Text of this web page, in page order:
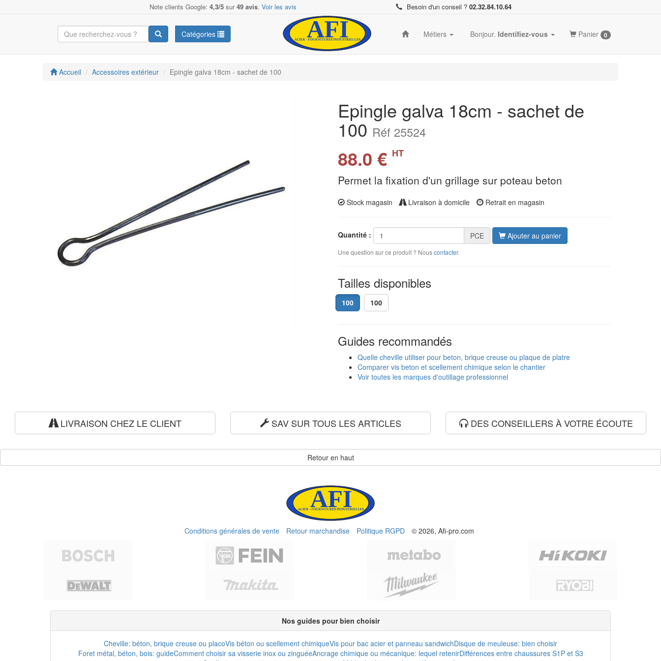
Note clients Google: 4,3/5 sur49 avis. Voir les avis Besoin d'un conseil ? 02.32.84.10.64
Catégories Métiers Bonjour. Identifiez-vous Panier 0
Accueil Accessoires extérieur Epingle galva 18cm - sachet de 100
Epingle galva 18cm - sachet de
100 Réf 25524
88.0 € HT
Permet la fixation d'un grillage sur poteau beton
Stock magasin Livraison à domicile Retrait en magasin
Quantité : PCE Ajouter au panier
Une question sur ce produit ? Nouscontacter.
Tailles disponibles
100 100
Guides recommandés
Quelle cheville utiliser pour beton, brique creuse ou plaque de platre
Comparer vis beton et scellement chimique selon le chantier
Voir toutes les marques d'outillage professionnel
LIVRAISON CHEZ LE CLIENT SAV SUR TOUS LES ARTICLES DES CONSEILLERS À VOTRE ÉCOUTE
Retour en haut
Conditions générales de vente Retour marchandise Politique RGPD © 2026, Afi-pro.com
Nos guides pour bien choisir
Cheville: béton, brique creuse ou placoVis béton ou scellement chimiqueVis pour bac acier et panneau sandwichDisque de meuleuse: bien choisir
Foret métal, béton, bois: guideComment choisir sa visserie inox ou zinguéeAncrage chimique ou mécanique: lequel retenirDifférences entre chaussures S1P et S3